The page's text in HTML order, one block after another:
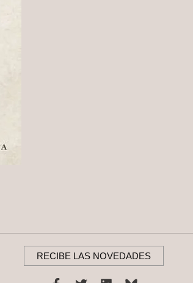
RECIBE LAS NOVEDADES